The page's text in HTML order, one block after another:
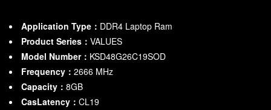
Application Type： DDR4 Laptop Ram
Product Series： VALUES
Model Number： KSD48G26C19SOD
Frequency： 2666 MHz
Capacity： 8GB
CasLatency： CL19